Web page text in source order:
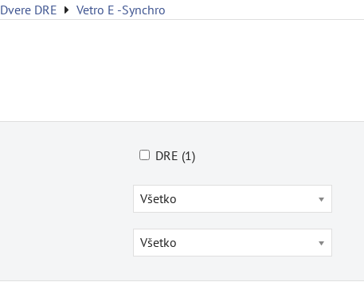
Dvere DRE Vetro E -Synchro
DRE (1)
Všetko
Všetko